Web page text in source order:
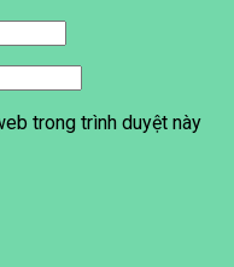
trong trình duyệt này